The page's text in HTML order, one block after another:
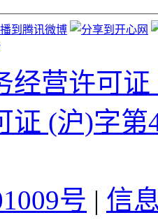
经营许可证
证 (沪)字第
号 | 信